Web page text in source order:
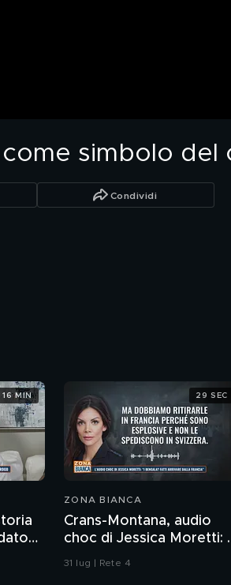
simbolo del
Condividi
16 MIN
ZONA BIANCA
Crans-Montana, audio
choc di Jessica Moretti:
bengala? Fatti arrivare
31 lug | Rete 4
29 SEC